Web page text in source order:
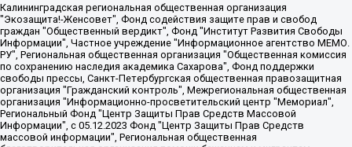
Калининградская региональная общественная организация "Экозащита!-Женсовет", Фонд содействия защите прав и свобод граждан "Общественный вердикт", Фонд "Институт Развития Свободы Информации", Частное учреждение "Информационное агентство МЕМО. РУ", Региональная общественная организация "Общественная комиссия по сохранению наследия академика Сахарова", Фонд поддержки свободы прессы, Санкт-Петербургская общественная правозащитная организация "Гражданский контроль", Межрегиональная общественная организация "Информационно-просветительский центр "Мемориал", Региональный Фонд "Центр Защиты Прав Средств Массовой Информации", с 05.12.2023 Фонд "Центр Защиты Прав Средств массовой информации", Региональная общественная благотворительная организация помощи беженцам и мигрантам "Гражданское содействие", Негосударственное образовательное учреждение дополнительного профессионального образования (повышение квалификации) специалистов "АКАДЕМИЯ ПО ПРАВАМ ЧЕЛОВЕКА", Свердловская региональная общественная организация "Сутяжник", Автономная некоммерческая организация "Центр независимых социологических исследований", Союз общественных объединений "Российский исследовательский центр по правам человека", Региональное общественное учреждение научно-информационный центр "МЕМОРИАЛ", Некоммерческая организация "Фонд защиты гласности", Автономная некоммерческая организация "Институт прав человека", Городская общественная организация "Екатеринбургское общество "МЕМОРИАЛ", Городская общественная организация "Рязанское историко-просветительское и правозащитное общество "Мемориал" (Рязанский Мемориал), Челябинский региональный орган общественной самодеятельности – женское общественное объединение "Женщины Евразии", Челябинский региональный орган общественной самодеятельности "Уральская правозащитная группа", Фонд содействия защите здоровья и социальной справедливости имени Андрея Рылькова, Автономная Некоммерческая Организация "Аналитический Центр Юрия Левады", Автономная некоммерческая организация социальной поддержки населения "Проект Апрель", Региональная общественная организация помощи женщинам и детям, находящимся в кризисной ситуации "Информационно-методический центр "Анна", Фонд содействия развитию массовых коммуникаций и правовому просвещению "Так-так-Так", Фонд содействия устойчивому развитию "Серебряная тайга", Свердловский региональный общественный фонд социальных проектов "Новое время", "Idel.Реалии", Кавказ.Реалии, Крым.Реалии, Телеканал Настоящее Время, Татаро-башкирская служба Радио Свобода (Azatliq Radiosi), Радио Свободная Европа/Радио Свобода (PCE/PC), "Сибирь.Реалии", "Фактограф", Благотворительный фонд помощи осужденным и их семьям, Автономная некоммерческая организация "Институт глобализации и социальных движений", Фонд "В защиту прав заключенных", Частное учреждение "Центр поддержки и содействия развитию средств массовой информации", Пензенский региональный общественный благотворительный фонд "Гражданский союз", "Север.Реалии", Некоммерческая организация Фонд "Правовая инициатива", Общество с ограниченной ответственностью "Радио Свободная Европа/Радио Свобода", Чешское информационное агентство "MEDIUM-ORIENT", Красноярская региональная общественная организация "Мы против СПИДа", Камалягин Денис Николаевич, Маркелов Сергей Евгеньевич, Пономарев Лев Александрович, Савицкая Людмила Алексеевна, Автономная некоммерческая организация "Центр по работе с проблемой насилия "НАСИЛИЮ.НЕТ", Межрегиональный профессиональный союз работников здравоохранения "Альянс врачей", Юридическое лицо, зарегистрированное в Латвийской Республике, SIA "Medusa Project" (регистрационный номер 40103797863, дата регистрации 10.06.2014), Некоммерческая организация "Фонд по борьбе с коррупцией", Автономная некоммерческая организация "Институт права и публичной политики", Баданин Роман Сергеевич, Гликин Максим Александрович, Железнова Мария Михайловна, Лукьянова Юлия Сергеевна, Маетная Елизавета Витальевна, Маняхин Петр Борисович, Чуракова Ольга Владимировна, Ярош Юлия Петровна, Юридическое лицо "The Insider SIA", зарегистрированное в Риге, Латвийская Республика (дата регистрации 26.06.2015), являющееся администратором доменного имени интернет-издания "The Insider SIA", https://theins.ru, Постернак Алексей Евгеньевич, Рубин Михаил Аркадьевич, Анин Роман Александрович, Юридическое лицо Istories fonds, зарегистрированное в Латвийской Республике (регистрационный номер 50008295751, дата регистрации 24.02.2020), Великовский Дмитрий Александрович, Долинина Ирина Николаевна, Мароховская Алеся Алексеевна, Шлейнов Роман Юрьевич, Шмагун Олеся Валентиновна, Общество с ограниченной ответственностью "Альтаир 2021", Общество с ограниченной ответственностью "Вега 2021", Общество с ограниченной ответственностью "Главный редактор 2021", Общество с ограниченной ответственностью "Ромашки монолит", Важенков Артем Валерьевич, Ивановская областная общественная организация "Центр гендерных исследований", Гурман Юрий Альбертович, Медиапроект "ОВД-Инфо", Егоров Владимир Владимирович, Жилинский Владимир Александрович, Общество с ограниченной ответственностью "ЗП", Иванова София Юрьевна, Карезина Инна Павловна, Кильтау Екатерина Викторовна, Петров Алексей Викторович, Пискунов Сергей Евгеньевич, Смирнов Сергей Сергеевич, Тихонов Михаил Сергеевич, Общество с ограниченной ответственностью "ЖУРНАЛИСТ-ИНОСТРАННЫЙ АГЕНТ", Арапова Галина Юрьевна, Вольтская Татьяна Анатольевна, Американская компания "Mason G.E.S. Anonymous Foundation" (США), являющаяся владельцем интернет-издания https://mnews.world/, Компания "Stichting Bellingcat", зарегистрированная в Нидерландах (дата регистрации 11.07.2018), Захаров Андрей Вячеславович, Клепиковская Екатерина Дмитриевна, Общество с ограниченной ответственностью "МЕМО", Перл Роман Александрович, Симонов Евгений Алексеевич, Соловьева Елена Анатольевна, Сотников Даниил Владимирович, Сурначева Елизавета Дмитриевна, Автономная некоммерческая организация по защите прав человека и информированию населения "Якутия – Наше Мнение", Общество с ограниченной ответственностью "Москоу диджитал медиа", с 26.01.2023 Общество с ограниченной ответственностью "Чайка Белые сады", Ветошкина Валерия Валерьевна, Заговора Максим Александрович, Межрегиональное общественное движение "Российская ЛГБТ - сеть", Оленичев Максим Владимирович, Павлов Иван Юрьевич, Скворцова Елена Сергеевна, Общество с ограниченной ответственностью "Как бы инагент", Кочетков Игорь Викторович, Общество с ограниченной ответственностью "Честные выборы", Еланчик Олег Александрович, Общество с ограниченной ответственностью "Нобелевский призыв", Гималова Регина Эмилевна, Григорьев Андрей Валерьевич, Григорьева Алина Александровна, Ассоциация по содействию защите прав призывников, альтернативнослужащих и военнослужащих "Правозащитная группа "Гражданин.Армия.Право", Хисамова Регина Фаритовна, Автономная некоммерческая организация по реализации социально-правовых программ "Лилит", Дальневосточное общественное движение "Маяк", Санкт-Петербургская ЛГБТ-инициативная группа "Выход", Инициативная группа ЛГБТ+ "Реверс", Алексеев Андрей Викторович, Бекбулатова Таисия Львовна, Беляев Иван Михайлович, Владыкина Елена Сергеевна, Гельман Марат Александрович, Никульшина Вероника Юрьевна, Толоконникова Надежда Андреевна, Шендерович Виктор Анатольевич, Общество с ограниченной ответственностью "Данное сообщение", Общество с ограниченной ответственностью Издательский дом "Новая глава", Айнбиндер Александра Александровна, Московский комьюнити-центр для ЛГБТ+инициатив, Благотворительный фонд развития филантропии, Deutsche Welle (Германия, Kurt-Schumacher-Strasse 3, 53113 Bonn), Борзунова Мария Михайловна, Воробьев Виктор Викторович, Голубева Анна Львовна, Константинова Алла Михайловна, Малкова Ирина Владимировна, Мурадов Мурад Абдулгалимович, Осетинская Елизавета Николаевна, Понасенков Евгений Николаевич, Ганапольский Матвей Юрьевич, Киселев Евгений Алексеевич, Борухович Ирина Григорьевна, Дремин Иван Тимофеевич, Дубровский Дмитрий Викторович, Красноярская региональная общественная организация поддержки и развития альтернативных образовательных технологий и межкультурных коммуникаций "ИНТЕРРА", Маяковская Екатерина Алексеевна, Фейгин Марк Захарович, Филимонов Андрей Викторович, Дзугкоева Регина Николаевна, Доброхотов Роман Александрович, Дудь Юрий Александрович, Елкин Сергей Владимирович, Кругликов Кирилл Игоревич, Сабунаева Мария Леонидовна, Семенов Алексей Владимирович, Шаинян Карен Багратович, Шульман Екатерина Михайловна, Асафьев Артур Валерьевич, Вахштайн Виктор Семенович, Венедиктов Алексей Алексеевич, Лушникова Екатерина Евгеньевна, Волков Леонид Михайлович, Невзоров Александр Глебович, Пархоменко Сергей Борисович, Сироткин Ярослав Николаевич, Кара-Мурза Владимир Владимирович, Баранова Наталья Владимировна, Гозман Леонид Яковлевич, Кагарлицкий Борис Юльевич, Климарев Михаил Валерьевич, Милов Владимир Станиславович, Автономная некоммерческая организация Краснодарский центр современного искусства "Типография", Моргенштерн Алишер Тагирович, Соболь Любовь Эдуардовна, Общество с ограниченной ответственностью "ЛИЗА НОРМ", Каспаров Гарри Кимович, Ходорковский Михаил Борисович, Общество с ограниченной ответственностью "Апрельские тезисы", Данилович Ирина Брониславовна, Кашин Олег Владимирович, Петров Николай Владимирович, Пивоваров Алексей Владимирович, Соколов Михаил Владимирович, Цветкова Юлия Владимировна, Чичваркин Евгений Александрович, Комитет против пыток/Команда против пыток, Общество с ограниченной ответственностью "Первый научный", Общество с ограниченной ответственностью "Вертолет и ко", Белоцерковская Вероника Борисовна, Кац Максим Евгеньевич, Лазарева Татьяна Юрьевна, Шаведдинов Руслан Табризович, Яшин Илья Валерьевич, Общество с ограниченной ответственностью "Иноагент ААВ", Алешковский Дмитрий Петрович, Альбац Евгения Марковна, Быков Дмитрий Львович, Галямина Юлия Евгеньевна, Лойко Сергей Леонидович, Мартынов Кирилл Константинович, Медведев Сергей Александрович, Крашенинников Федор Геннадиевич, Гордеева Катерина Вл